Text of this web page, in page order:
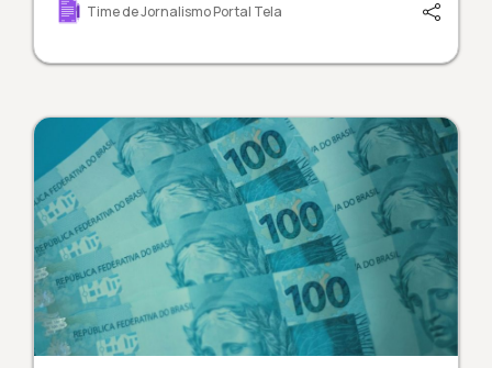
Time de Jornalismo Portal Tela